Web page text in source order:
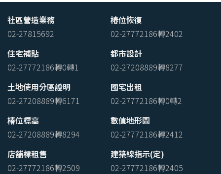
社區營造業務
02-27815692
椿位恢復
02-27772186轉2402
住宅補貼
02-27772186轉0轉1
都市設計
02-27208889轉8277
土地使用分區證明
02-27208889轉6171
國宅出租
02-27772186轉0轉2
椿位標高
02-27208889轉8294
數值地形圖
02-27772186轉2412
店舖標租售
02-27772186轉2509
建築線指示(定)
02-27772186轉2405